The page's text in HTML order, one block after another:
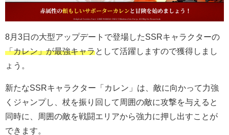
8月3日の大型アップデートで登場したSSRキャラクターの
「カレン」が最強キャラとして活躍しますので獲得しまし
ょう。
新たなSSRキャラクター「カレン」は、敵に向かって力強
くジャンプし、杖を振り回して周囲の敵に攻撃を与えると
同時に、周囲の敵を戦闘エリアから強力に押し出すことが
できます。